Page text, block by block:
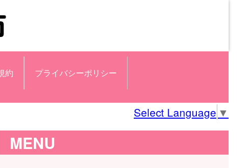
約 プライバシーポリシー
Select Language ▼
MENU